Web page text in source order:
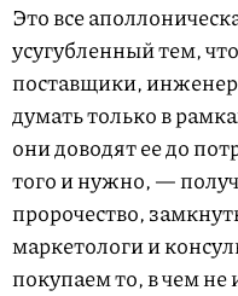
Это все
усугу­блен­ный тем,
поставщики,
думать только в
они доводят ее до
того и нужно, —
пророчество,
маркетологи и
покупаем то, в чем